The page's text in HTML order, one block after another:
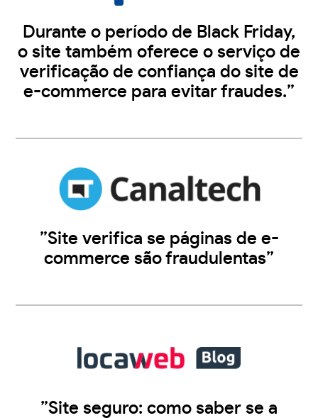
Durante o período de Black Friday,
o site também oferece o serviço de
verificação de confiança do site de
e-commerce para evitar fraudes.”
”Site verifica se páginas de e-
commerce são fraudulentas”
”Site seguro: como saber se a